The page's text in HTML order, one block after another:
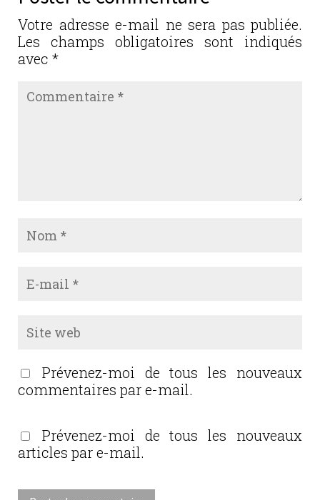
o
o
k
n
Votre adresse e-mail ne sera pas publiée.
Les champs obligatoires sont indiqués
avec *
Prévenez-moi de tous les nouveaux
commentaires par e-mail.
Prévenez-moi de tous les nouveaux
articles par e-mail.